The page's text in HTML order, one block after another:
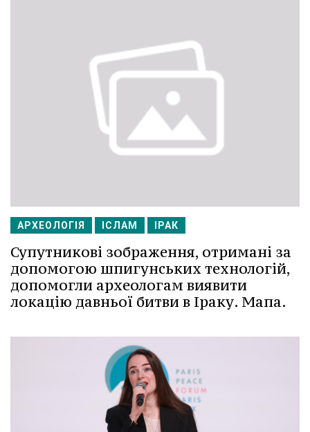
АРХЕОЛОГІЯ ІСЛАМ ІРАК
Супутникові зображення, отримані за
допомогою шпигунських технологій,
допомогли археологам виявити
локацію давньої битви в Іраку. Мапа.